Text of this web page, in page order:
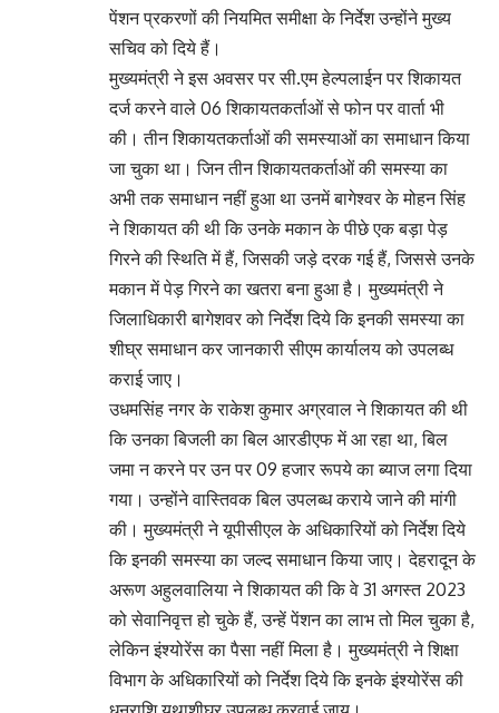
पेंशन प्रकरणों की नियमित समीक्षा के निर्देश उन्होंने मुख्य
सचिव को दिये हैं।
मुख्यमंत्री ने इस अवसर पर सी.एम हेल्पलाईन पर शिकायत
दर्ज करने वाले 06 शिकायतकर्ताओं से फोन पर वार्ता भी
की। तीन शिकायतकर्ताओं की समस्याओं का समाधान किया
जा चुका था। जिन तीन शिकायतकर्ताओं की समस्या का
अभी तक समाधान नहीं हुआ था उनमें बागेश्वर के मोहन सिंह
ने शिकायत की थी कि उनके मकान के पीछे एक बड़ा पेड़
गिरने की स्थिति में हैं, जिसकी जड़े दरक गई हैं, जिससे उनके
मकान में पेड़ गिरने का खतरा बना हुआ है। मुख्यमंत्री ने
जिलाधिकारी बागेशवर को निर्देश दिये कि इनकी समस्या का
शीघ्र समाधान कर जानकारी सीएम कार्यालय को उपलब्ध
कराई जाए।
उधमसिंह नगर के राकेश कुमार अग्रवाल ने शिकायत की थी
कि उनका बिजली का बिल आरडीएफ में आ रहा था, बिल
जमा न करने पर उन पर 09 हजार रूपये का ब्याज लगा दिया
गया। उन्होंने वास्तिवक बिल उपलब्ध कराये जाने की मांगी
की। मुख्यमंत्री ने यूपीसीएल के अधिकारियों को निर्देश दिये
कि इनकी समस्या का जल्द समाधान किया जाए। देहरादून के
अरूण अहुलवालिया ने शिकायत की कि वे 31 अगस्त 2023
को सेवानिवृत्त हो चुके हैं, उन्हें पेंशन का लाभ तो मिल चुका है,
लेकिन इंश्योरेंस का पैसा नहीं मिला है। मुख्यमंत्री ने शिक्षा
विभाग के अधिकारियों को निर्देश दिये कि इनके इंश्योरेंस की